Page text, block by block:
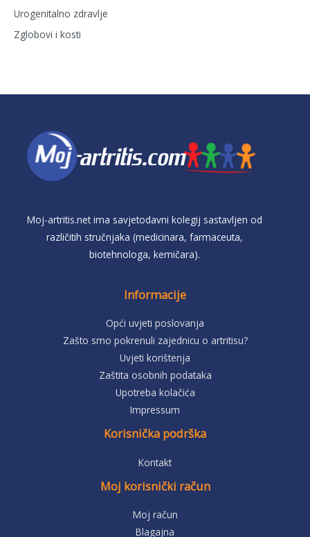
Urogenitalno zdravlje
Zglobovi i kosti
Moj-artritis.net ima savjetodavni kolegij sastavljen od
različitih stručnjaka (medicinara, farmaceuta,
biotehnologa, kemičara).
Informacije
Opći uvjeti poslovanja
Zašto smo pokrenuli zajednicu o artritisu?
Uvjeti korištenja
Zaštita osobnih podataka
Upotreba kolačića
Impressum
Korisnička podrška
Kontakt
Moj korisnički račun
Moj račun
Blagajna